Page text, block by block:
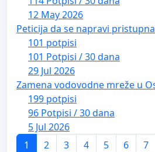
12 May 2026
Peticija da se napravi
101 potpisi
101 Potpisi / 30 dana
29 Jul 2026
Zamena vodovodne mreže u
199 potpisi
96 Potpisi / 30 dana
5 Jul 2026
1
2 3 4 5 6 7